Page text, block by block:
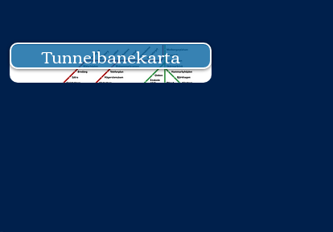
Tunnelbanekarta